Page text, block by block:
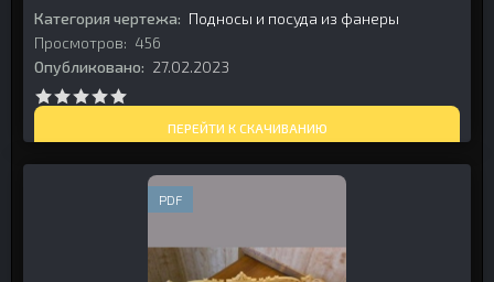
Категория чертежа: Подносы и посуда из фанеры
Просмотров: 456
Опубликовано: 27.02.2023
ПЕРЕЙТИ К СКАЧИВАНИЮ
PDF